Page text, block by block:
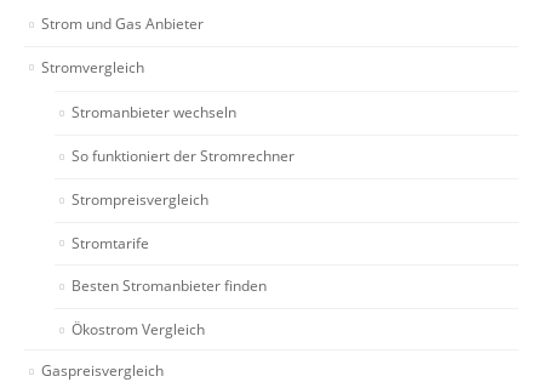
Strom und Gas Anbieter
Stromvergleich
Stromanbieter wechseln
So funktioniert der Stromrechner
Strompreisvergleich
Stromtarife
Besten Stromanbieter finden
Ökostrom Vergleich
Gaspreisvergleich